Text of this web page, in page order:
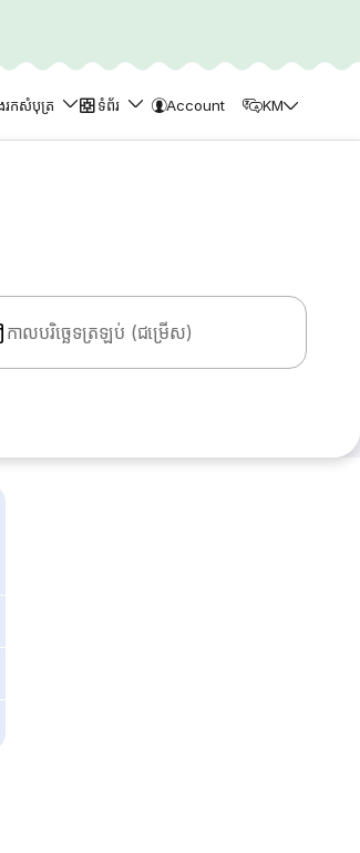
រកសំបុត្រ ទំព័រ Account KM
កាលបរិច្ឆេទត្រឡប់ (ជម្រើស)